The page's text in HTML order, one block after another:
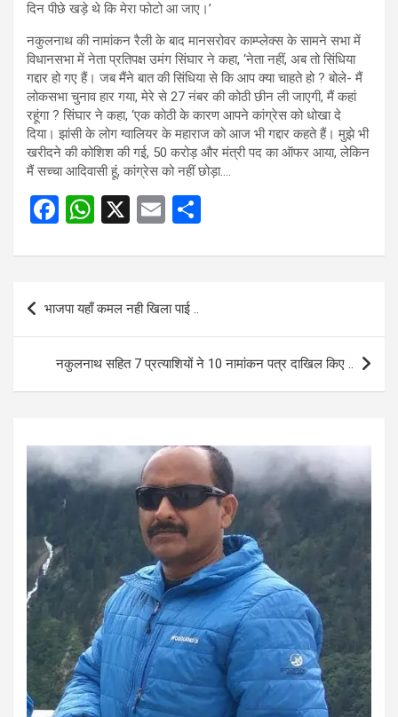
दिन पीछे खड़े थे कि मेरा फोटो आ जाए।’
नकुलनाथ की नामांकन रैली के बाद मानसरोवर काम्प्लेक्स के सामने सभा में
विधानसभा में नेता प्रतिपक्ष उमंग सिंघार ने कहा, ‘नेता नहीं, अब तो सिंधिया
गद्दार हो गए हैं। जब मैंने बात की सिंधिया से कि आप क्या चाहते हो ? बोले- मैं
लोकसभा चुनाव हार गया, मेरे से 27 नंबर की कोठी छीन ली जाएगी, मैं कहां
रहूंगा ? सिंघार ने कहा, ‘एक कोठी के कारण आपने कांग्रेस को धोखा दे
दिया। झांसी के लोग ग्वालियर के महाराज को आज भी गद्दार कहते हैं। मुझे भी
खरीदने की कोशिश की गई, 50 करोड़ और मंत्री पद का ऑफर आया, लेकिन
मैं सच्चा आदिवासी हूं, कांग्रेस को नहीं छोड़ा….
F
ce
o
o
k
W
at
A
p
p
X
E
ail ar
Post
navigation
भाजपा यहाँ कमल नही खिला पाई ..
नकुलनाथ सहित 7 प्रत्याशियों ने 10 नामांकन पत्र दाखिल किए ..